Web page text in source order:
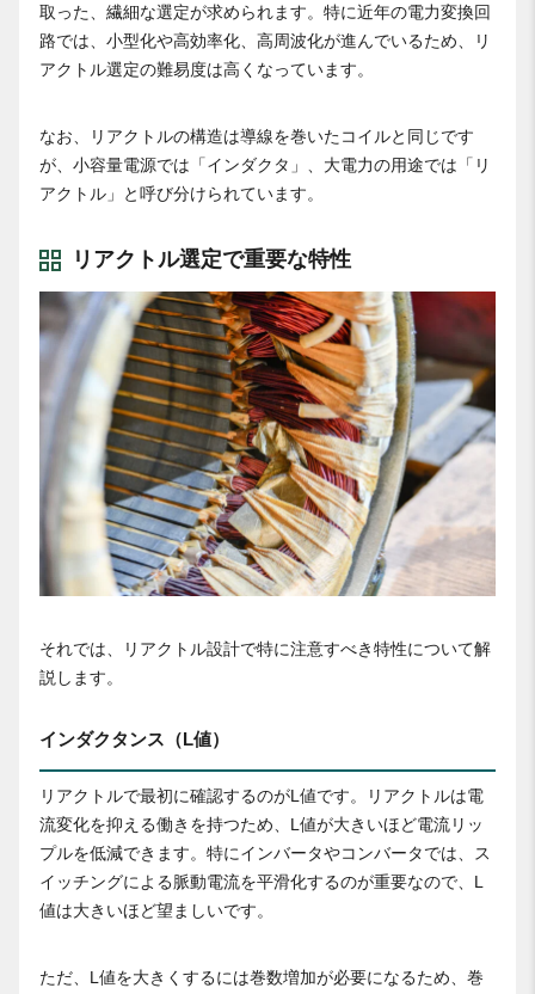
取った、繊細な選定が求められます。特に近年の電力変換回
路では、小型化や高効率化、高周波化が進んでいるため、リ
アクトル選定の難易度は高くなっています。
なお、リアクトルの構造は導線を巻いたコイルと同じです
が、小容量電源では「インダクタ」、大電力の用途では「リ
アクトル」と呼び分けられています。
リアクトル選定で重要な特性
それでは、リアクトル設計で特に注意すべき特性について解
説します。
インダクタンス（L値）
リアクトルで最初に確認するのがL値です。リアクトルは電
流変化を抑える働きを持つため、L値が大きいほど電流リッ
プルを低減できます。特にインバータやコンバータでは、ス
イッチングによる脈動電流を平滑化するのが重要なので、L
値は大きいほど望ましいです。
ただ、L値を大きくするには巻数増加が必要になるため、巻